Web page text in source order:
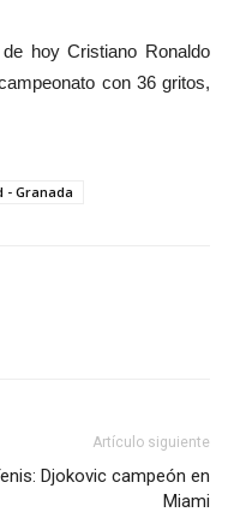
hoy Cristiano Ronaldo
con 36 gritos,
- Granada
Artículo siguiente
Djokovic campeón en
Miami